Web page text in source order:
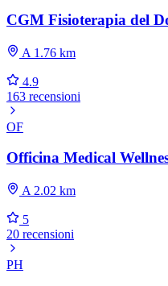
CGM Fisioterapia del
A 1.76 km
4.9
163 recensioni
OF
Officina Medical
A 2.02 km
5
20 recensioni
PH